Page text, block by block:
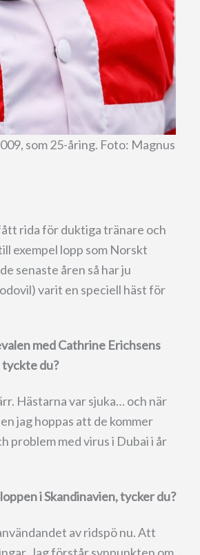
som 25-åring. Foto: Magnus
rida för duktiga tränare och
exempel lopp som Norskt
senaste åren så har ju
varit en speciell häst för
med Cathrine Erichsens
tyckte du?
Hästarna var sjuka… och när
jag hoppas att de kommer
problem med virus i Dubai i år
i Skandinavien, tycker du?
av ridspö nu. Att